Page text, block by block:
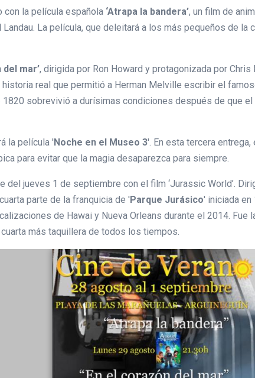
con la película española ‘Atrapa la bandera’, un film de
La película, que deleitará a los más pequeños de la
del mar’, dirigida por Ron Howard y protagonizada por
real que permitió a Herman Melville escribir el
sobrevivió a durísimas condiciones después de que el
la película 'Noche en el Museo 3'. En esta tercera
para evitar que la magia desaparezca para siempre.
del jueves 1 de septiembre con el film ‘Jurassic World’.
parte de la franquicia de 'Parque Jurásico' iniciada en
de Hawai y Nueva Orleans durante el 2014.
más taquillera de todos los tiempos.